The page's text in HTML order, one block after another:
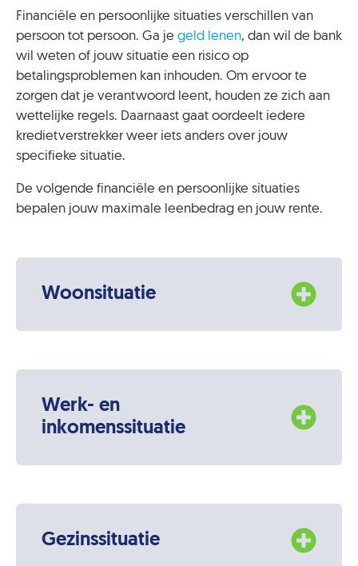
Financiële en persoonlijke situaties verschillen van
persoon tot persoon. Ga je geld lenen, dan wil de bank
wil weten of jouw situatie een risico op
betalingsproblemen kan inhouden. Om ervoor te
zorgen dat je verantwoord leent, houden ze zich aan
wettelijke regels. Daarnaast gaat oordeelt iedere
kredietverstrekker weer iets anders over jouw
specifieke situatie.
De volgende financiële en persoonlijke situaties
bepalen jouw maximale leenbedrag en jouw rente.
Woonsituatie
Werk- en
inkomenssituatie
Gezinssituatie